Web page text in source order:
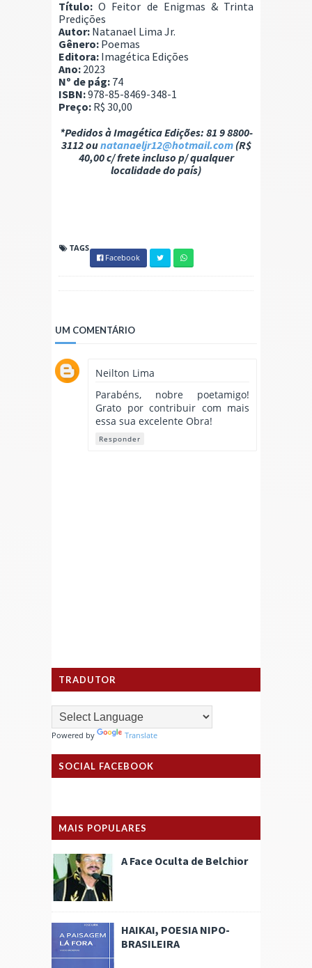
Título: O Feitor de Enigmas & Trinta
Predições
Autor: Natanael Lima Jr.
Gênero: Poemas
Editora: Imagética Edições
Ano: 2023
Nº de pág: 74
ISBN:978-85-8469-348-1
Preço: R$ 30,00
*Pedidos à Imagética Edições: 81 9 8800-
3112 ounatanaeljr12@hotmail.com(R$
40,00 c/ frete incluso p/ qualquer
localidade do país)
TAGS
Facebook
UM COMENTÁRIO
Neilton Lima
Parabéns, nobre poetamigo!
Grato por contribuir com mais
essa sua excelente Obra!
Responder
TRADUTOR
Powered by Translate
SOCIAL FACEBOOK
MAIS POPULARES
A Face Oculta de Belchior
HAIKAI, POESIA NIPO-
BRASILEIRA